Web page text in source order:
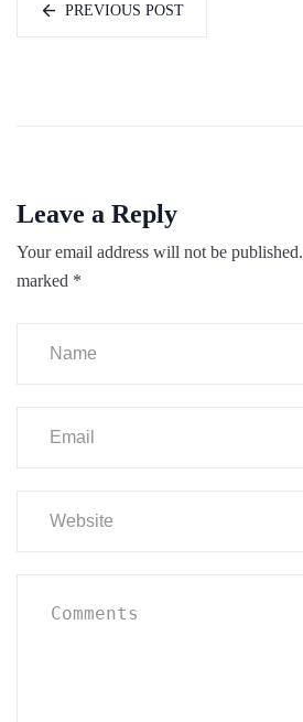
PREVIOUS POST
Leave a Reply
Your email address will not be published.
marked *